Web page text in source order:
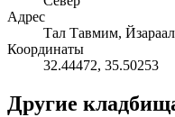
Адрес
Тал Тавмим,
Координаты
32.44472, 35.50253
Другие